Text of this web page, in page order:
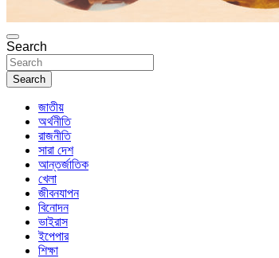
Search
Search
জাতীয়
অর্থনীতি
রাজনীতি
সারা দেশ
আন্তর্জাতিক
খেলা
জীবনযাপন
বিনোদন
ভাইরাস
ইপেপার
শিক্ষা